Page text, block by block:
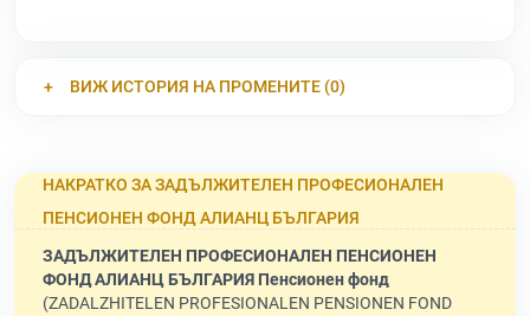
ВИЖ ИСТОРИЯ НА ПРОМЕНИТЕ (0)
НАКРАТКО ЗА ЗАДЪЛЖИТЕЛЕН ПРОФЕСИОНАЛЕН
ПЕНСИОНЕН ФОНД АЛИАНЦ БЪЛГАРИЯ
ЗАДЪЛЖИТЕЛЕН ПРОФЕСИОНАЛЕН ПЕНСИОНЕН
ФОНД АЛИАНЦ БЪЛГАРИЯ Пенсионен фонд
(ZADALZHITELEN PROFESIONALEN PENSIONEN FOND